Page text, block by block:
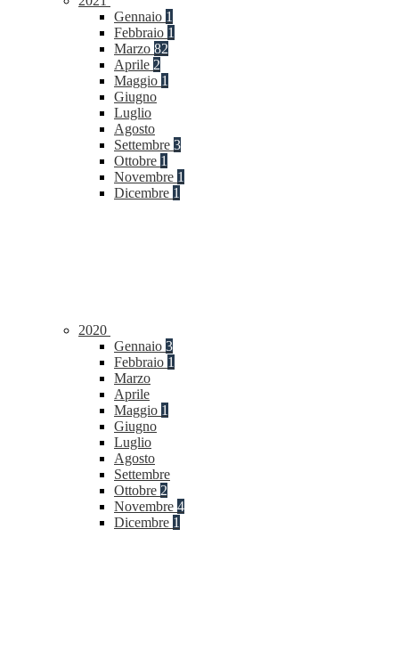
Gennaio 1
Febbraio 1
Marzo 82
Aprile 2
Maggio 1
Giugno
Luglio
Agosto
Settembre 3
Ottobre 1
Novembre 1
Dicembre 1
2020
Gennaio 3
Febbraio 1
Marzo
Aprile
Maggio 1
Giugno
Luglio
Agosto
Settembre
Ottobre 2
Novembre 4
Dicembre 1